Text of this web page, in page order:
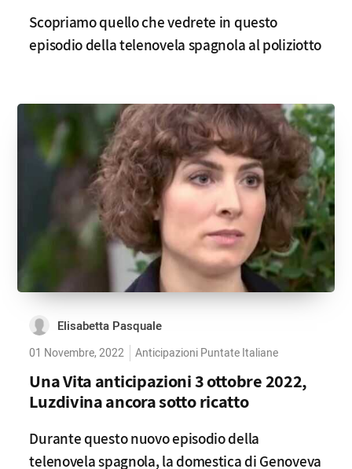
Scopriamo quello che vedrete in questo
episodio della telenovela spagnola al poliziotto
Elisabetta Pasquale
01 Novembre, 2022 Anticipazioni Puntate Italiane
Una Vita anticipazioni 3 ottobre 2022,
Luzdivina ancora sotto ricatto
Durante questo nuovo episodio della
telenovela spagnola, la domestica di Genoveva